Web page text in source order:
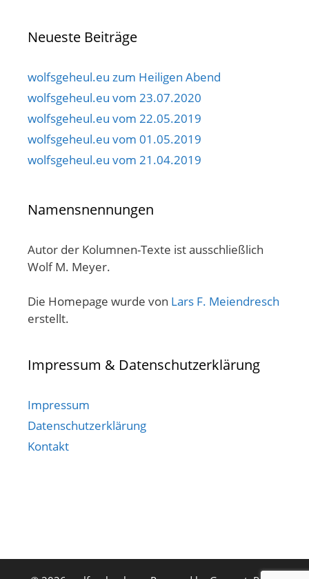
Neueste Beiträge
wolfsgeheul.eu zum Heiligen Abend
wolfsgeheul.eu vom 23.07.2020
wolfsgeheul.eu vom 22.05.2019
wolfsgeheul.eu vom 01.05.2019
wolfsgeheul.eu vom 21.04.2019
Namensnennungen
Autor der Kolumnen-Texte ist ausschließlich
Wolf M. Meyer.
Die Homepage wurde von Lars F. Meiendresch
erstellt.
Impressum & Datenschutzerklärung
Impressum
Datenschutzerklärung
Kontakt